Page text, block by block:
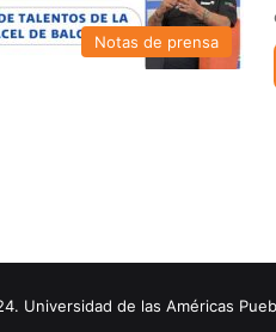
Notas de prensa
Universidad de las Américas